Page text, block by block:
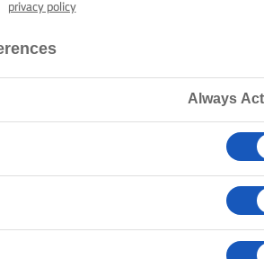
IN
Recepten ZALM IN SOJASAUS
privacy policy
Always